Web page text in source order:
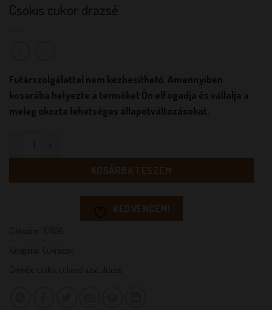
Csokis cukor drazsé
Futárszolgálattal nem kézbesíthető. Amennyiben
kosarába helyezte a terméket Ön elfogadja és vállalja a
meleg okozta lehetséges állapotváltozásokat.
KOSÁRBA TESZEM
KEDVENCEM!
Cikkszám:
37856
Kategória: Cukrászat
Címkék: csokis cukordrazsé drazsé